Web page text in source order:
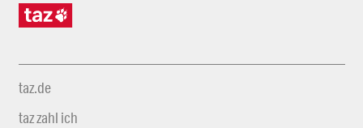
taz.de
taz zahl ich